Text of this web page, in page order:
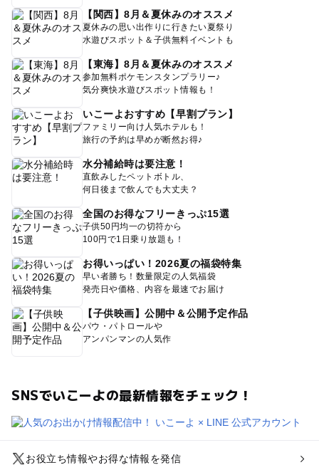
【関西】8月＆夏休みのオススメ
夏休みの思い出作りに行きたい夏祭り
水遊びスポット＆子供無料イベントも
【東海】8月＆夏休みのオススメ
参加無料ポケモンスタンプラリー♪
気分爽快水遊びスポット情報も！
いこーよおすすめ【早割プラン】
ファミリー向け人気ホテルも！
旅行の予約は早めが断然お得♪
水分補給時は要注意！
直飲みしたペットボトル、
何日後まで飲んでも大丈夫？
全国のお得なフリーきっぷ15選
子供50円均一の切符から
100円で1日乗り放題も！
お得いっぱい！2026夏の福袋特集
早い者勝ち！数量限定の人気福袋
発売日や価格、内容を最速でお届け
【子供映画】公開中＆公開予定作品
パウ・パトロールや
アンパンマンの人気作
SNSでいこーよの最新情報をチェック！
お役立ち情報やお得な情報を発信